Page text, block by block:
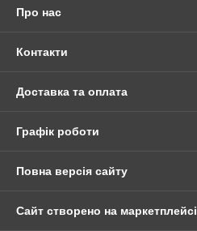
Про нас
Контакти
Доставка та оплата
Графік роботи
Повна версія сайту
Сайт створено на маркетплейсі